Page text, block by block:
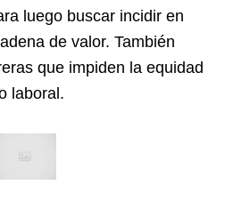
luego buscar incidir en
de valor. También
que impiden la equidad
laboral.